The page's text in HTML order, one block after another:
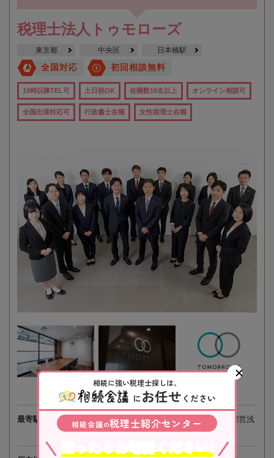
税理士法人トゥモローズ
東京都 中央区 日本橋駅
全国対応 初回相談無料
19時以降TEL可 土日祝OK 在籍数10名以上 オンライン相談可
全国出張対応可 行政書士在籍 女性税理士在籍
最寄駅
JR京葉線、東京メトロ「八丁堀駅」徒歩3分、都営浅
草線「宝町駅」徒歩4分
相続に強い税理士探しは、
にお任せ ください
相続会議の税理士紹介センター